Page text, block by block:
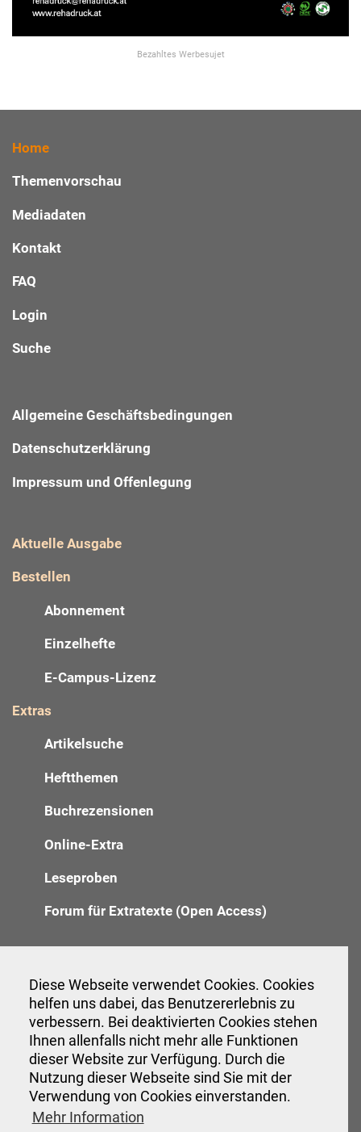
Diese Webseite verwendet Cookies. Cookies
helfen uns dabei, das Benutzererlebnis zu
verbessern. Bei deaktivierten Cookies stehen
Ihnen allenfalls nicht mehr alle Funktionen
dieser Website zur Verfügung. Durch die
Nutzung dieser Webseite sind Sie mit der
Verwendung von Cookies einverstanden.
Mehr Information
Bezahltes Werbesujet
Home
Themenvorschau
Mediadaten
Kontakt
FAQ
Login
Suche
Allgemeine Geschäftsbedingungen
Datenschutzerklärung
Impressum und Offenlegung
Aktuelle Ausgabe
Bestellen
Abonnement
Einzelhefte
E-Campus-Lizenz
Extras
Artikelsuche
Heftthemen
Buchrezensionen
Online-Extra
Leseproben
Forum für Extratexte (Open Access)
Anzeigenannahme
Verwaltung
Veranstaltungen